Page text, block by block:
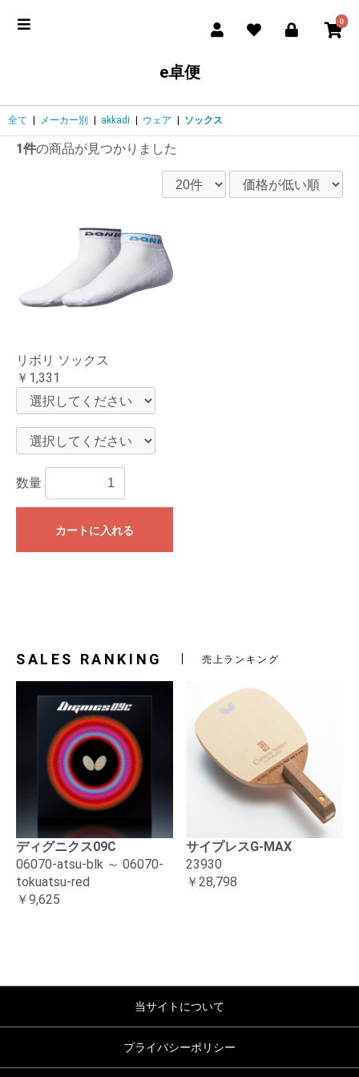
0
e卓便
全て メーカー別 akkadi ウェア ソックス
1件の商品が見つかりました
リボリ ソックス
￥1,331
数量
カートに入れる
お買い物を続ける カートへ進む
SALES RANKING 売上ランキング
ディグニクス09C
06070-atsu-blk ～ 06070-
tokuatsu-red
￥9,625
サイプレスG-MAX
23930
￥28,798
当サイトについて
プライバシーポリシー